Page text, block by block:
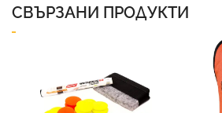
СВЪРЗАНИ ПРОДУКТИ